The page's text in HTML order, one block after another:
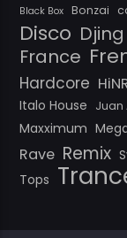
Black Box Bonzai
Disco Djing
France
Hardcore
Italo House Juan
Maxximum
Rave Remix
Tops